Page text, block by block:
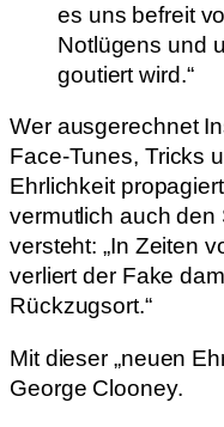
es uns befreit
Notlügens und
goutiert wird.“
Wer ausgerechnet
Face-Tunes, Tricks
Ehrlichkeit
vermutlich auch
versteht: „In Zeiten
verliert der Fake
Rückzugsort.“
Mit dieser „neuen
George Clooney.